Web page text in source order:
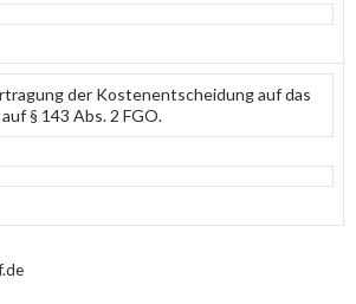
der Kostenentscheidung auf das
§ 143 Abs. 2 FGO.